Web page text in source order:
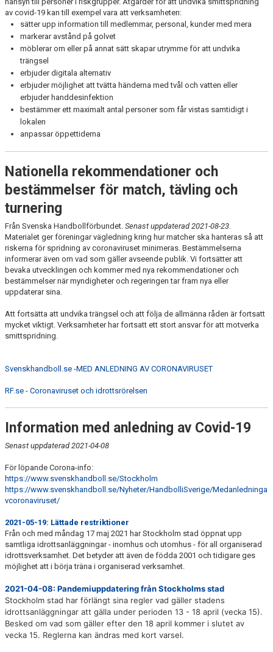
av covid-19 kan till exempel vara att verksamheten:
sätter upp information till medlemmar, personal, kunder med mera
markerar avstånd på golvet
möblerar om eller på annat sätt skapar utrymme för att undvika
trängsel
erbjuder digitala alternativ
erbjuder möjlighet att tvätta händerna med tvål och vatten eller
erbjuder handdesinfektion
bestämmer ett maximalt antal personer som får vistas samtidigt i
lokalen
anpassar öppettiderna
Nationella rekommendationer och
bestämmelser för match, tävling och
turnering
Från Svenska Handbollförbundet. Senast uppdaterad 2021-08-23.
Materialet ger föreningar vägledning kring hur matcher ska hanteras så att
riskerna för spridning av coronaviruset minimeras. Bestämmelserna
informerar även om vad som gäller avseende publik. Vi fortsätter att
bevaka utvecklingen och kommer med nya rekommendationer och
bestämmelser när myndigheter och regeringen tar fram nya eller
uppdaterar sina.
Att fortsätta att undvika trängsel och att följa de allmänna råden är fortsatt
mycket viktigt. Verksamheter har fortsatt ett stort ansvar för att motverka
smittspridning.
Svenskhandboll.se -MED ANLEDNING AV CORONAVIRUSET
RF.se - Coronaviruset och idrottsrörelsen
Information med anledning av Covid-19
Senast uppdaterad 2021-04-08
För löpande Corona-info:
https://www.svenskhandboll.se/Stockholm
https://www.svenskhandboll.se/Nyheter/HandbolliSverige/Medanledninga
vcoronaviruset/
2021-05-19: Lättade restriktioner
Från och med måndag 17 maj 2021 har Stockholm stad öppnat upp
samtliga idrottsanläggningar - inomhus och utomhus - för all organiserad
idrottsverksamhet. Det betyder att även de födda 2001 och tidigare ges
möjlighet att i börja träna i organiserad verksamhet.
2021-04-08: Pandemiuppdatering från Stockholms stad
Stockholm stad har förlängt sina regler vad gäller stadens
idrottsanläggningar att gälla under perioden 13 - 18 april (vecka 15).
Besked om vad som gäller efter den 18 april kommer i slutet av
vecka 15. Reglerna kan ändras med kort varsel.